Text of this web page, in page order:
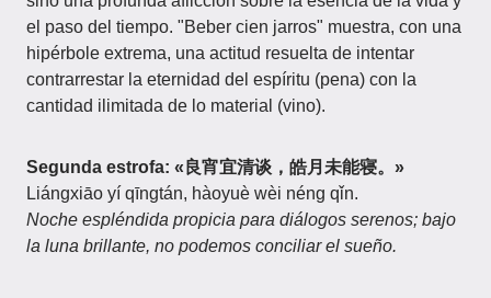
el paso del tiempo. "Beber cien jarros" muestra, con una
hipérbole extrema, una actitud resuelta de intentar
contrarrestar la eternidad del espíritu (pena) con la
cantidad ilimitada de lo material (vino).
Segunda estrofa: «良宵宜清谈，皓月未能寝。»
Liángxiāo yí qīngtán, hàoyuè wèi néng qǐn.
Noche espléndida propicia para diálogos serenos; bajo
la luna brillante, no podemos conciliar el sueño.